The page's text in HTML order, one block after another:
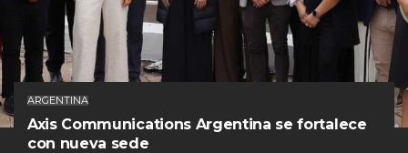
ARGENTINA
Axis Communications Argentina se fortalece
con nueva sede